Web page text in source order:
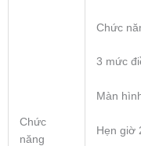
Chức
năng
Chức
3 mức
Màn
Hẹn giờ